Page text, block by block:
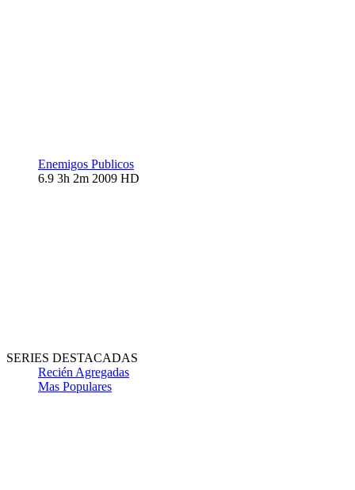
Enemigos Publicos
6.9 3h 2m 2009 HD
SERIES DESTACADAS
Recién Agregadas
Mas Populares